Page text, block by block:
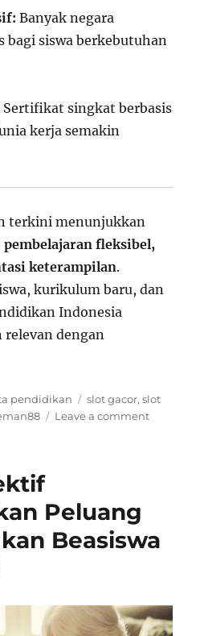
Banyak negara
bagi siswa berkebutuhan
Sertifikat singkat berbasis
kerja semakin
terkini menunjukkan
pembelajaran fleksibel,
keterampilan.
kurikulum baru, dan
Indonesia
dengan
pendidikan Tags
slot gacor,slot
Leave a commenton
Peluang
Beasiswa